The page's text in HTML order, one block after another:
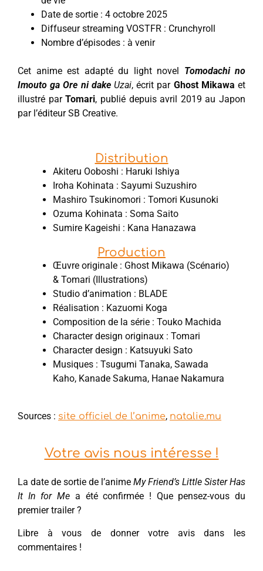
Date de sortie : 4 octobre 2025
Diffuseur streaming VOSTFR : Crunchyroll
Nombre d’épisodes : à venir
Cet anime est adapté du light novel Tomodachi no
Imouto ga Ore ni dakeUzai, écrit par Ghost Mikawa et
illustré parTomari, publié depuis avril 2019 au Japon
par l’éditeur SB Creative.
Distribution
Akiteru Ooboshi : Haruki Ishiya
Iroha Kohinata : Sayumi Suzushiro
Mashiro Tsukinomori : Tomori Kusunoki
Ozuma Kohinata : Soma Saito
Sumire Kageishi : Kana Hanazawa
Production
Œuvre originale : Ghost Mikawa (Scénario)
& Tomari (Illustrations)
Studio d’animation : BLADE
Réalisation : Kazuomi Koga
Composition de la série : Touko Machida
Character design originaux : Tomari
Character design : Katsuyuki Sato
Musiques : Tsugumi Tanaka, Sawada
Kaho, Kanade Sakuma, Hanae Nakamura
Sources : site officiel de l’anime, natalie.mu
Votre avis nous intéresse !
La date de sortie de l’anime My Friend’s Little Sister Has
It In for Me a été confirmée ! Que pensez-vous du
premier trailer ?
Libre à vous de donner votre avis dans les
commentaires !